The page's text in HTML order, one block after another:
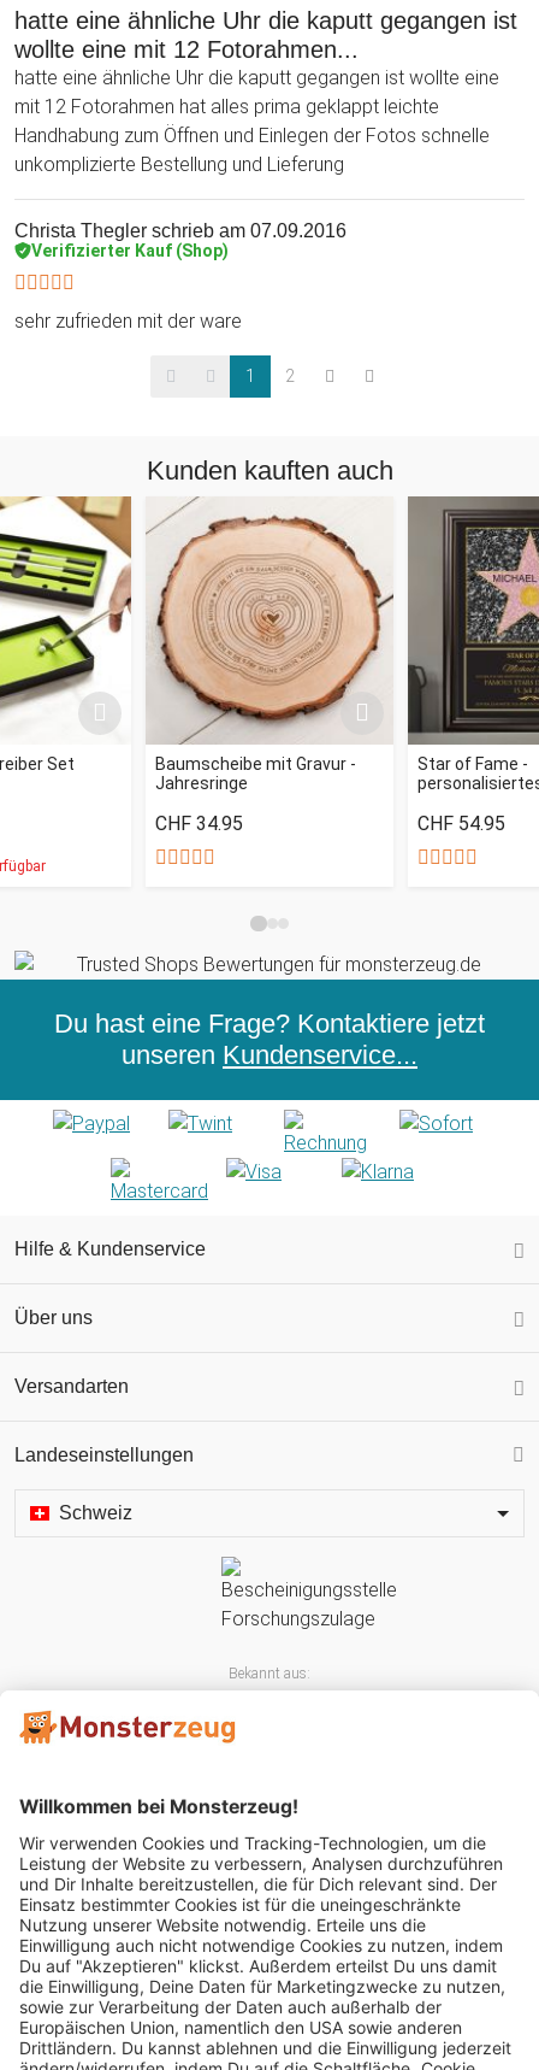
hatte eine ähnliche Uhr die kaputt gegangen ist
wollte eine mit 12 Fotorahmen...
hatte eine ähnliche Uhr die kaputt gegangen ist wollte eine
mit 12 Fotorahmen hat alles prima geklappt leichte
Handhabung zum Öffnen und Einlegen der Fotos schnelle
unkomplizierte Bestellung und Lieferung
Christa Thegler schrieb am 07.09.2016
Verifizierter Kauf (Shop)
sehr zufrieden mit der ware
1 2
Kunden kauften auch
Set
Baumscheibe mit Gravur -
Jahresringe
CHF 34.95
Star of Fame -
CHF 54.95
Du hast eine Frage? Kontaktiere jetzt
unseren Kundenservice...
Hilfe & Kundenservice
Über uns
Versandarten
Landeseinstellungen
Schweiz
Bekannt aus:
Mitglied im: